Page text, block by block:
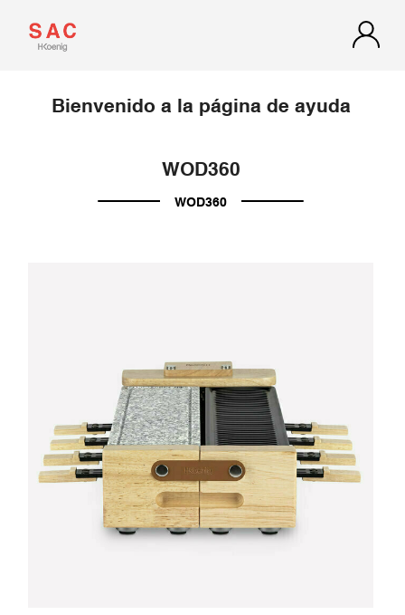
Bienvenido a la página de ayuda
WOD360
WOD360